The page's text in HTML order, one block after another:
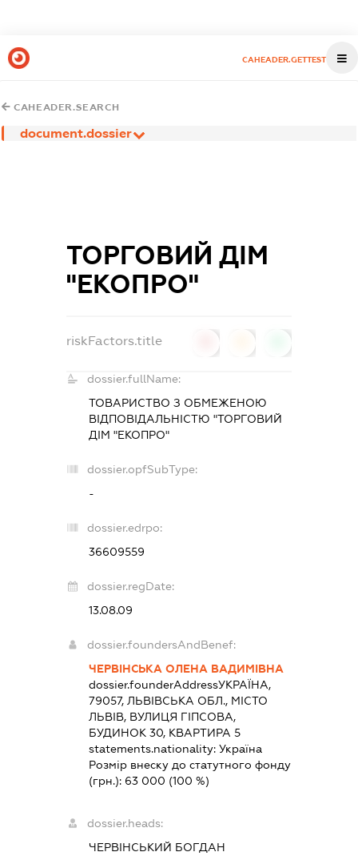
CAHEADER.GETTEST
CAHEADER.SEARCH
document.dossier
ТОРГОВИЙ ДІМ
"ЕКОПРО"
riskFactors.title
dossier.fullName:
ТОВАРИСТВО З ОБМЕЖЕНОЮ
ВІДПОВІДАЛЬНІСТЮ "ТОРГОВИЙ
ДІМ "ЕКОПРО"
dossier.opfSubType:
-
dossier.edrpo:
36609559
dossier.regDate:
13.08.09
dossier.foundersAndBenef:
ЧЕРВІНСЬКА ОЛЕНА ВАДИМІВНА
dossier.founderAddressУКРАЇНА,
79057, ЛЬВІВСЬКА ОБЛ., МІСТО
ЛЬВІВ, ВУЛИЦЯ ГІПСОВА,
БУДИНОК 30, КВАРТИРА 5
statements.nationality:Україна
Розмір внеску до статутного фонду
(грн.): 63 000 (100 %)
dossier.heads:
ЧЕРВІНСЬКИЙ БОГДАН